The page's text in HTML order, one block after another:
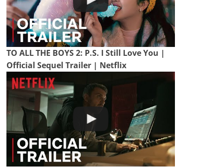
TO ALL THE BOYS 2: P.S. I Still Love You |
Official Sequel Trailer | Netflix